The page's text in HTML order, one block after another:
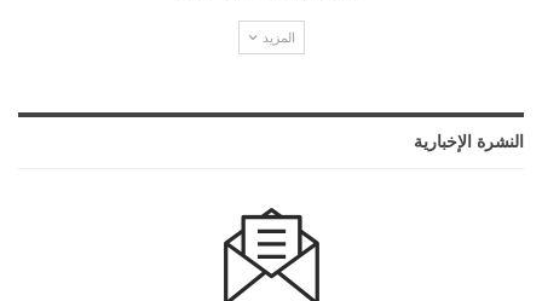
المزيد
النشرة الإخبارية